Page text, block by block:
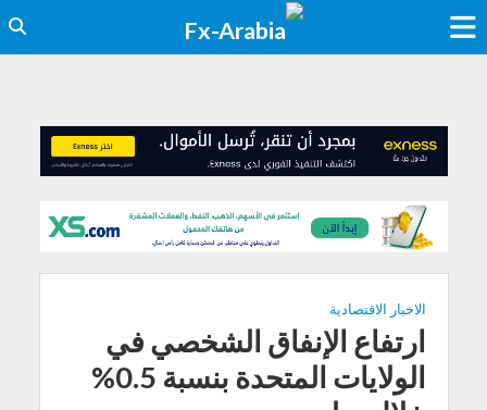
الاخبار الاقتصادية
ارتفاع الإنفاق الشخصي في
الولايات المتحدة بنسبة 0.5%